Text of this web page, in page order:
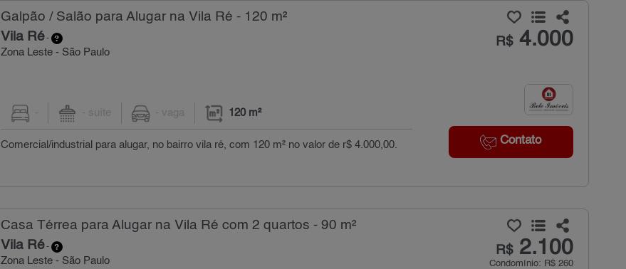
Galpão / Salão para Alugar na Vila Ré - 120 m²
Vila Ré-
Zona Leste - São Paulo
R$4.000
Contato
- - suíte - vaga 120 m²
Comercial/industrial para alugar, no bairro vila ré, com 120 m² no valor de r$ 4.000,00.
Casa Térrea para Alugar na Vila Ré com 2 quartos - 90 m²
Vila Ré-
Zona Leste - São Paulo
R$2.100
Condomínio: R$ 260